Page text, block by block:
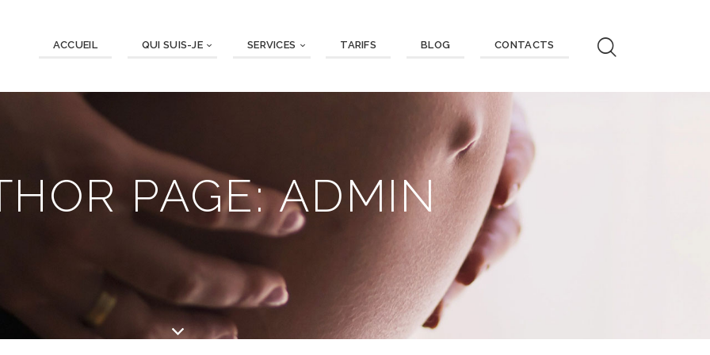
ACCUEIL QUI SUIS-JE SERVICES TARIFS BLOG CONTACTS
PAGE: ADMIN